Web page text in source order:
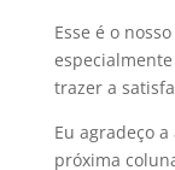
Esse é o
trazer a
Eu agradeço
próxima